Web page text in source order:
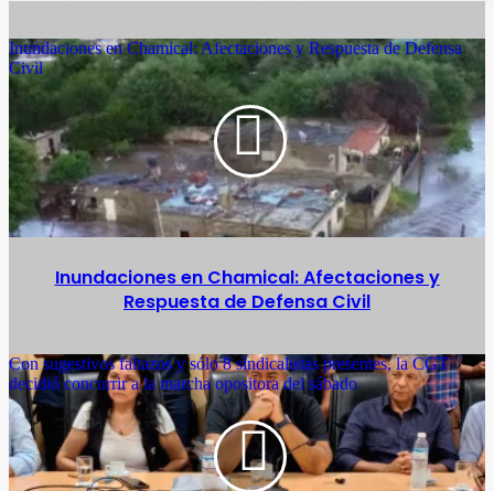
Inundaciones en Chamical: Afectaciones y Respuesta de Defensa
Civil
Inundaciones en Chamical: Afectaciones y
Respuesta de Defensa Civil
Con sugestivos faltazos y sólo 8 sindicalistas presentes, la CGT
decidió concurrir a la marcha opositora del sábado